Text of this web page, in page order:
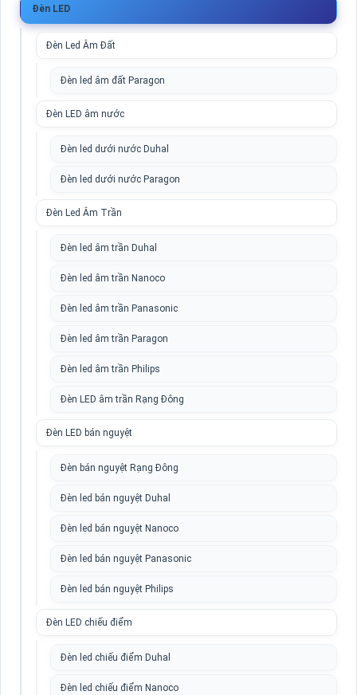
Đèn LED
Đèn Led Âm Đất
Đèn led âm đất Paragon
Đèn LED âm nước
Đèn led dưới nước Duhal
Đèn led dưới nước Paragon
Đèn Led Âm Trần
Đèn led âm trần Duhal
Đèn led âm trần Nanoco
Đèn led âm trần Panasonic
Đèn led âm trần Paragon
Đèn led âm trần Philips
Đèn LED âm trần Rạng Đông
Đèn LED bán nguyệt
Đèn bán nguyệt Rạng Đông
Đèn led bán nguyệt Duhal
Đèn led bán nguyệt Nanoco
Đèn led bán nguyệt Panasonic
Đèn led bán nguyệt Philips
Đèn LED chiếu điểm
Đèn led chiếu điểm Duhal
Đèn led chiếu điểm Nanoco